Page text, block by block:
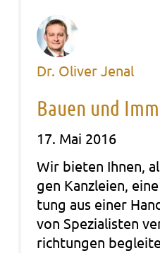
Dr. Oliver Jenal
Bauen und
17. Mai 2016
Wir bie­ten Ihnen,
gen Kanz­lei­en,
tung aus einer
von Spe­zia­lis­ten
rich­tun­gen